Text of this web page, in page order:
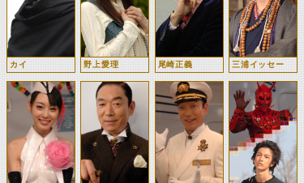
カイ 野上愛理 尾崎正義 三浦イッセー